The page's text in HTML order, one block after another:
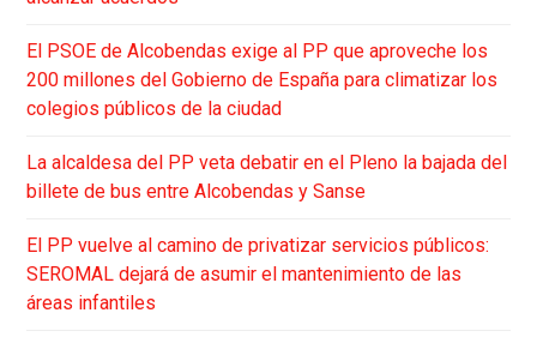
El PSOE de Alcobendas exige al PP que aproveche los
200 millones del Gobierno de España para climatizar los
colegios públicos de la ciudad
La alcaldesa del PP veta debatir en el Pleno la bajada del
billete de bus entre Alcobendas y Sanse
El PP vuelve al camino de privatizar servicios públicos:
SEROMAL dejará de asumir el mantenimiento de las
áreas infantiles